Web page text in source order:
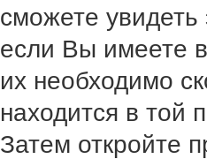
сможете
если Вы имеете
их необходимо
находится в той
Затем откройте